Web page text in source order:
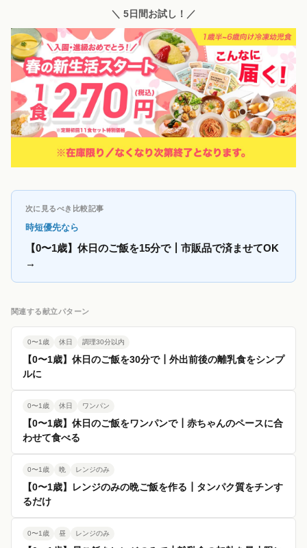
＼ 5日間お試し！／
次に見るべき比較記事
時短優先なら
【0〜1歳】休日のご飯を15分で┃市販品で済ませてOK
→
関連する献立パターン
0〜1歳 休日 調理30分以内
【0〜1歳】休日のご飯を30分で┃外出前後の離乳食をシンプ
ルに
0〜1歳 休日 ワンパン
【0〜1歳】休日のご飯をワンパンで┃赤ちゃんのペースに合
わせて食べる
0〜1歳 晩 レンジのみ
【0〜1歳】レンジのみの晩ご飯を作る┃タンパク質をチンす
るだけ
0〜1歳 昼 レンジのみ